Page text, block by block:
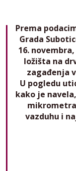
Prema
Grada
16.
ložišta na
zagađenja
U pogledu
kako je
vazduhu i